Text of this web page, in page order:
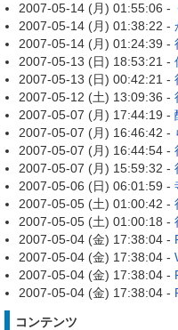
2007-05-14 (月) 01:55:06 -
2007-05-14 (月) 01:38:22 -
2007-05-14 (月) 01:24:39 -
2007-05-13 (日) 18:53:21 -
2007-05-13 (日) 00:42:21 -
2007-05-12 (土) 13:09:36 -
2007-05-07 (月) 17:44:19 -
2007-05-07 (月) 16:46:42 -
2007-05-07 (月) 16:44:54 -
2007-05-07 (月) 15:59:32 -
2007-05-06 (日) 06:01:59 -
2007-05-05 (土) 01:00:42 -
2007-05-05 (土) 01:00:18 -
2007-05-04 (金) 17:38:04 -
2007-05-04 (金) 17:38:04 -
2007-05-04 (金) 17:38:04 -
2007-05-04 (金) 17:38:04 -
コンテンツ